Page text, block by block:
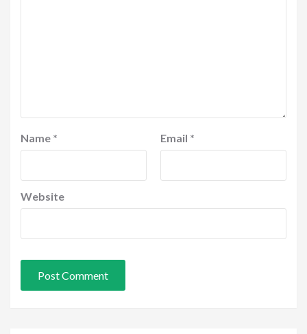
Name * Email *
Website